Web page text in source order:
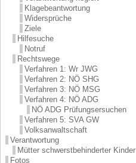
Klagebeantwortung
Widersprüche
Ziele
Hilfesuche
Notruf
Rechtswege
Verfahren 1: Wr JWG
Verfahren 2: NÖ SHG
Verfahren 3: NÖ MSG
Verfahren 4: NÖ ADG
NÖ ADG Prüfungsersuchen
Verfahren 5: SVA GW
Volksanwaltschaft
Verantwortung
Mütter schwerstbehinderter Kinder
Fotos